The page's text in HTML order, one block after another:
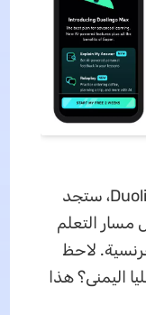
بعد تفعيل اشتراكك في Duolingo Max، ستجد
مسار التعلم
لاحظ
اليمنى؟ هذا